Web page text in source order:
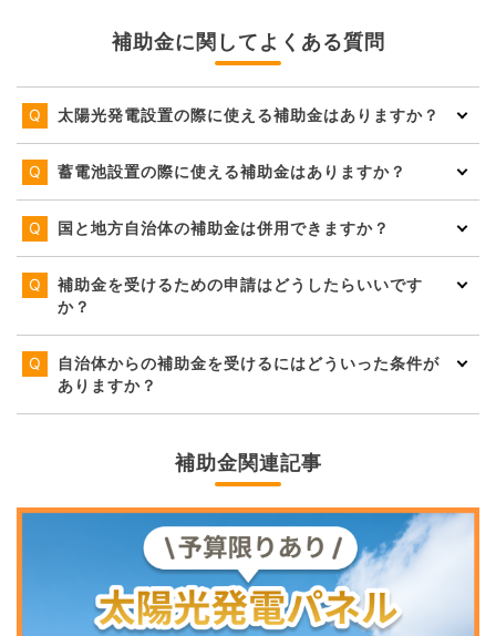
補助金に関してよくある質問
太陽光発電設置の際に使える補助金はありますか？
蓄電池設置の際に使える補助金はありますか？
国と地方自治体の補助金は併用できますか？
補助金を受けるための申請はどうしたらいいです
か？
自治体からの補助金を受けるにはどういった条件が
ありますか？
補助金関連記事